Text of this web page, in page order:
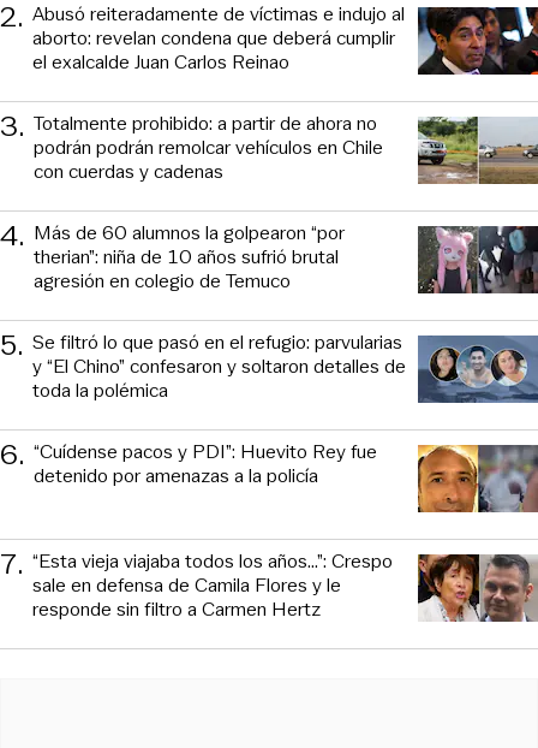
2. Abusó reiteradamente de víctimas e indujo al
aborto: revelan condena que deberá cumplir
el exalcalde Juan Carlos Reinao
3. Totalmente prohibido: a partir de ahora no
podrán podrán remolcar vehículos en Chile
con cuerdas y cadenas
4. Más de 60 alumnos la golpearon “por
therian”: niña de 10 años sufrió brutal
agresión en colegio de Temuco
5. Se filtró lo que pasó en el refugio: parvularias
y “El Chino” confesaron y soltaron detalles de
toda la polémica
6. “Cuídense pacos y PDI”: Huevito Rey fue
detenido por amenazas a la policía
7. “Esta vieja viajaba todos los años...”: Crespo
sale en defensa de Camila Flores y le
responde sin filtro a Carmen Hertz